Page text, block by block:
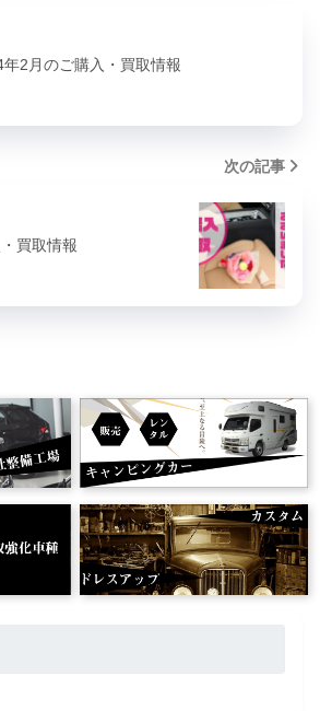
年2月のご購入・買取情報
次の記事
買取情報